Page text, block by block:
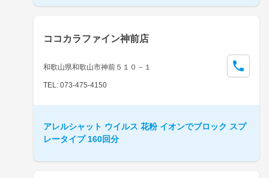
ココカラファイン神前店
和歌山県和歌山市神前５１０－１
TEL: 073-475-4150
アレルシャット ウイルス 花粉 イオンでブロック スプ
レータイプ 160回分